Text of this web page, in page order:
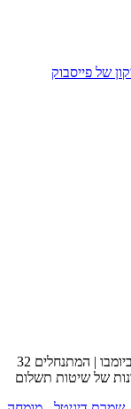
כל הזכויות שמורות לחברת ביומבו | המתנחלים 32